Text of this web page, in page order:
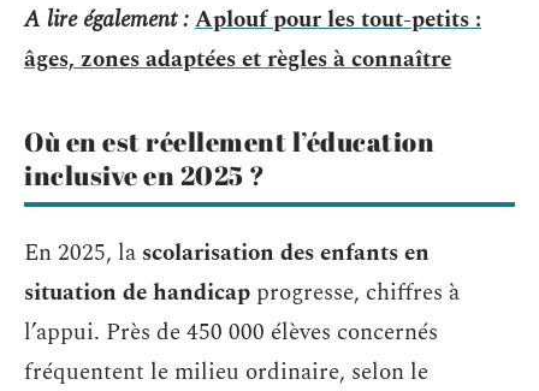
A lire également :Aplouf pour les tout-petits :
âges, zones adaptées et règles à connaître
Où en est réellement l’éducation
inclusive en 2025 ?
En 2025, la scolarisation des enfants en
situation de handicap progresse, chiffres à
l’appui. Près de 450 000 élèves concernés
fréquentent le milieu ordinaire, selon le